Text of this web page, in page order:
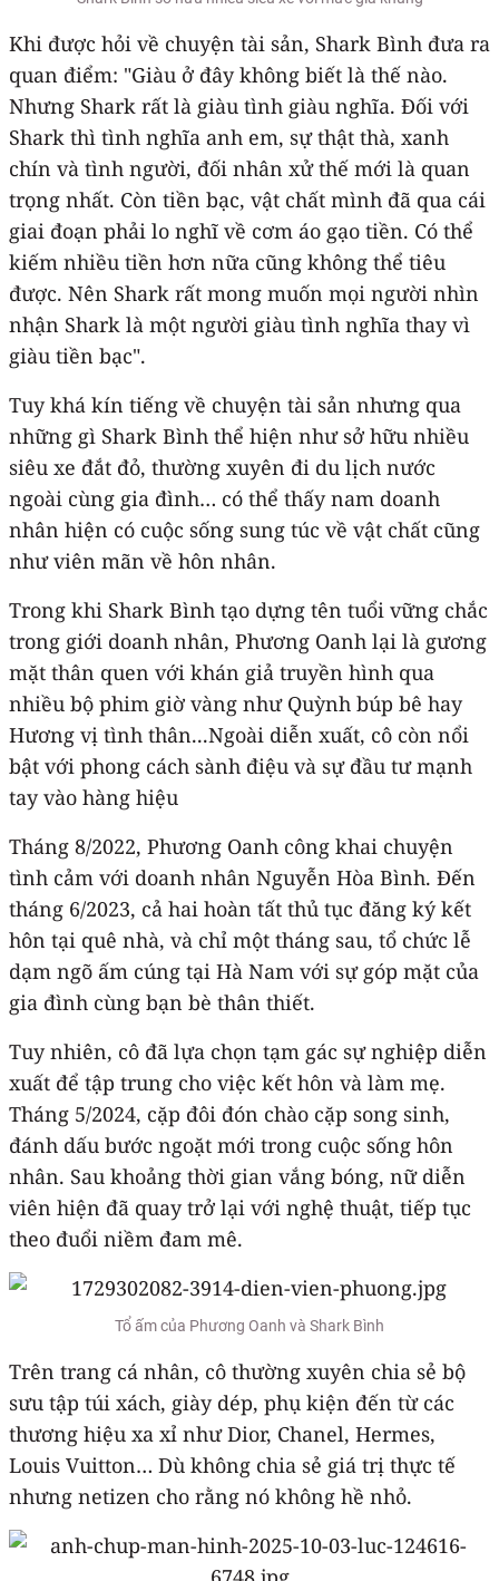
Khi được hỏi về chuyện tài sản, Shark Bình đưa ra
quan điểm: "Giàu ở đây không biết là thế nào.
Nhưng Shark rất là giàu tình giàu nghĩa. Đối với
Shark thì tình nghĩa anh em, sự thật thà, xanh
chín và tình người, đối nhân xử thế mới là quan
trọng nhất. Còn tiền bạc, vật chất mình đã qua cái
giai đoạn phải lo nghĩ về cơm áo gạo tiền. Có thể
kiếm nhiều tiền hơn nữa cũng không thể tiêu
được. Nên Shark rất mong muốn mọi người nhìn
nhận Shark là một người giàu tình nghĩa thay vì
giàu tiền bạc".
Tuy khá kín tiếng về chuyện tài sản nhưng qua
những gì Shark Bình thể hiện như sở hữu nhiều
siêu xe đắt đỏ, thường xuyên đi du lịch nước
ngoài cùng gia đình… có thể thấy nam doanh
nhân hiện có cuộc sống sung túc về vật chất cũng
như viên mãn về hôn nhân.
Trong khi Shark Bình tạo dựng tên tuổi vững chắc
trong giới doanh nhân, Phương Oanh lại là gương
mặt thân quen với khán giả truyền hình qua
nhiều bộ phim giờ vàng như Quỳnh búp bê hay
Hương vị tình thân...Ngoài diễn xuất, cô còn nổi
bật với phong cách sành điệu và sự đầu tư mạnh
tay vào hàng hiệu
Tháng 8/2022, Phương Oanh công khai chuyện
tình cảm với doanh nhân Nguyễn Hòa Bình. Đến
tháng 6/2023, cả hai hoàn tất thủ tục đăng ký kết
hôn tại quê nhà, và chỉ một tháng sau, tổ chức lễ
dạm ngõ ấm cúng tại Hà Nam với sự góp mặt của
gia đình cùng bạn bè thân thiết.
Tuy nhiên, cô đã lựa chọn tạm gác sự nghiệp diễn
xuất để tập trung cho việc kết hôn và làm mẹ.
Tháng 5/2024, cặp đôi đón chào cặp song sinh,
đánh dấu bước ngoặt mới trong cuộc sống hôn
nhân. Sau khoảng thời gian vắng bóng, nữ diễn
viên hiện đã quay trở lại với nghệ thuật, tiếp tục
theo đuổi niềm đam mê.
Tổ ấm của Phương Oanh và Shark Bình
Trên trang cá nhân, cô thường xuyên chia sẻ bộ
sưu tập túi xách, giày dép, phụ kiện đến từ các
thương hiệu xa xỉ như Dior, Chanel, Hermes,
Louis Vuitton… Dù không chia sẻ giá trị thực tế
nhưng netizen cho rằng nó không hề nhỏ.